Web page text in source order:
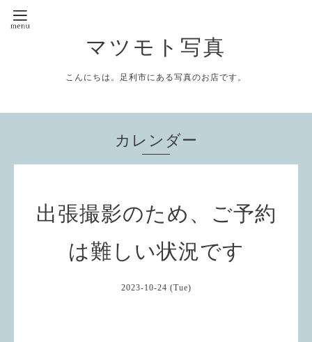
マツモト写真
こんにちは。足利市にある写真のお店です。
カレンダー
出張撮影のため、ご予約
は難しい状況です
2023-10-24 (Tue)